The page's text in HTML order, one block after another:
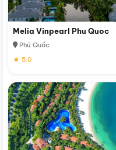
Melia Vinpearl Phu Quoc
Phú Quốc
★ 5.0